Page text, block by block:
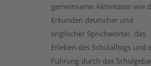
gemeinsame Aktivitäten wie
Erkunden deutscher und
englischer Sprichwörter, das
Erleben des Schulalltags und
Führung durch das